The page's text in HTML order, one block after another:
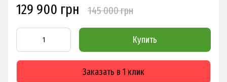
129 900 грн 145 000 грн
Купить
Заказать в 1 клик